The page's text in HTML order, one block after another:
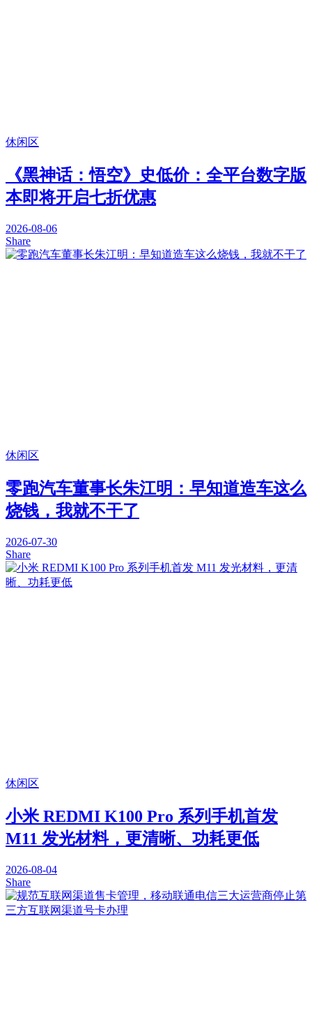
休闲区
《黑神话：悟空》史低价：全平台数字版
本即将开启七折优惠
2026-08-06
Share
休闲区
零跑汽车董事长朱江明：早知道造车这么
烧钱，我就不干了
2026-07-30
Share
休闲区
小米 REDMI K100 Pro 系列手机首发
M11 发光材料，更清晰、功耗更低
2026-08-04
Share